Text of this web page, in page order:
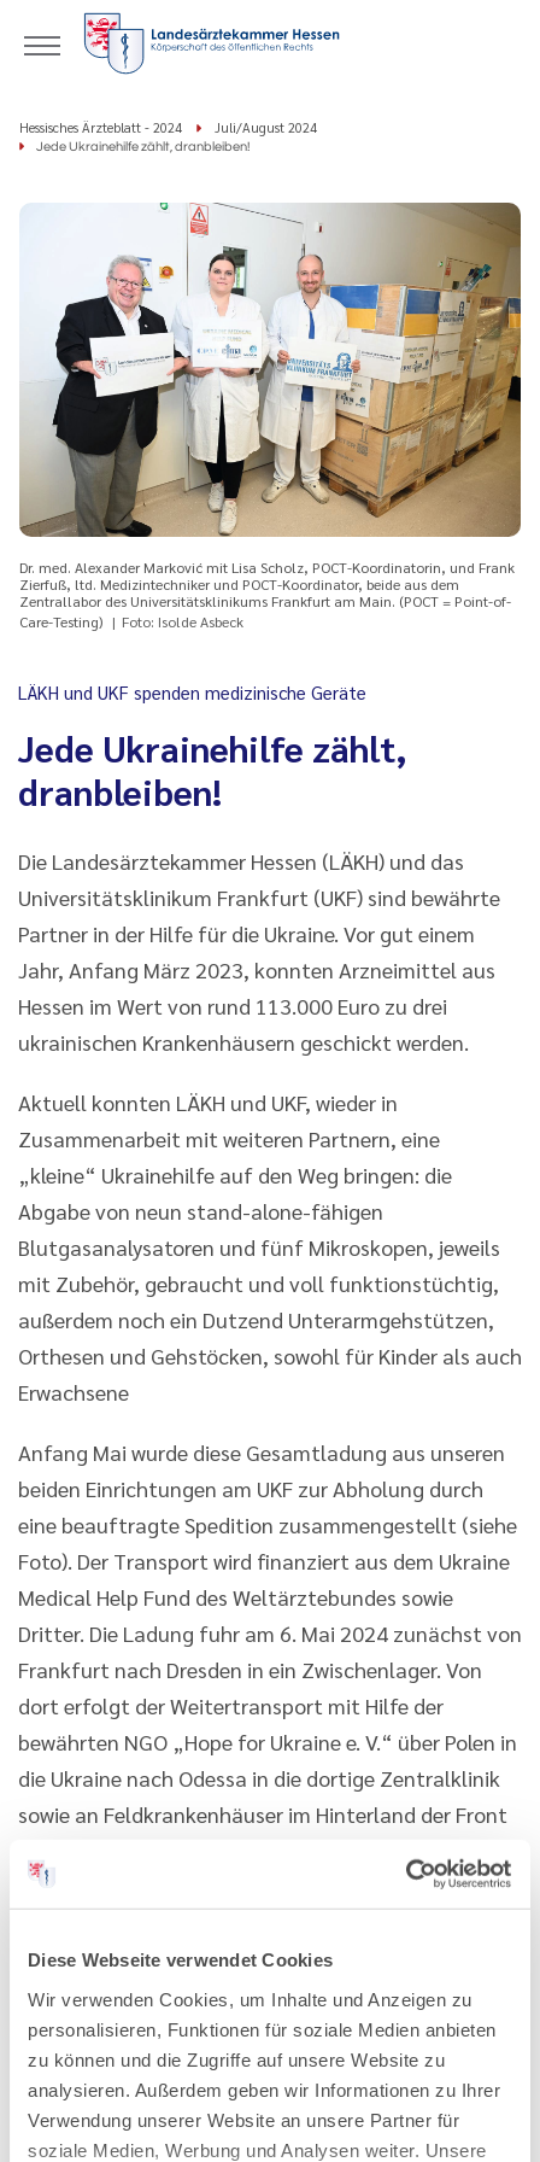
Diese Webseite verwendet Cookies
Wir verwenden Cookies, um Inhalte und Anzeigen zu
personalisieren, Funktionen für soziale Medien anbieten
zu können und die Zugriffe auf unsere Website zu
analysieren. Außerdem geben wir Informationen zu Ihrer
Verwendung unserer Website an unsere Partner für
soziale Medien, Werbung und Analysen weiter. Unsere
Hessisches Ärzteblatt - 2024 Juli/August 2024
Jede Ukrainehilfe zählt, dranbleiben!
Dr. med. Alexander Marković mit Lisa Scholz, POCT-Koordinatorin, und Frank
Zierfuß, ltd. Medizintechniker und POCT-Koordinator, beide aus dem
Zentrallabor des Universitätsklinikums Frankfurt am Main. (POCT = Point-of-
Care-Testing)
Foto: Isolde Asbeck
LÄKH und UKF spenden medizinische Geräte
Jede Ukrainehilfe zählt,
dranbleiben!
Die Landesärztekammer Hessen (LÄKH) und das
Universitätsklinikum Frankfurt (UKF) sind bewährte
Partner in der Hilfe für die Ukraine. Vor gut einem
Jahr, Anfang März 2023, konnten Arzneimittel aus
Hessen im Wert von rund 113.000 Euro zu drei
ukrainischen Krankenhäusern geschickt werden.
Aktuell konnten LÄKH und UKF, wieder in
Zusammenarbeit mit weiteren Partnern, eine
„kleine“ Ukrainehilfe auf den Weg bringen: die
Abgabe von neun stand-­alone-fähigen
Blutgasanalysatoren und fünf Mikroskopen, jeweils
mit Zubehör, gebraucht und voll funktionstüchtig,
außerdem noch ein Dutzend Unterarmgehstützen,
Orthesen und Gehstöcken, sowohl für Kinder als auch
Erwachsene
Anfang Mai wurde diese Gesamtladung aus unseren
beiden Einrichtungen am UKF zur Abholung durch
eine beauftragte Spedition zusammengestellt (siehe
Foto). Der Transport wird finanziert aus dem Ukraine
Medical Help Fund des Weltärztebundes sowie
Dritter. Die Ladung fuhr am 6. Mai 2024 zunächst von
Frankfurt nach Dresden in ein Zwischenlager. Von
dort erfolgt der Weitertransport mit Hilfe der
bewährten NGO „Hope for Ukraine e. V.“ über Polen in
die Ukraine nach Odessa in die dortige Zentralklinik
sowie an Feldkrankenhäuser im Hinterland der Front
Leider gehört zur hybriden wie militärischen
anzugreifen. Die Bevölkerung braucht deshalb jede
Unterstützung – einfach und schnell.
Dr. med. Alexander Marković, MBA,
Landesärztekammer Hessen, ehrenamtlicher